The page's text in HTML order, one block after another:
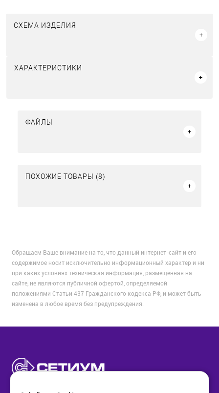
СХЕМА ИЗДЕЛИЯ
ХАРАКТЕРИСТИКИ
ФАЙЛЫ
ПОХОЖИЕ ТОВАРЫ (8)
Обращаем Ваше внимание на то, что данный интернет-сайт и его
содержимое носит исключительно информационный характер и ни
при каких условиях техническая информация, размещенная на
сайте, не являются публичной офертой, определяемой
положениями Статьи 437 Гражданского кодекса РФ, и может быть
изменена в любое время без предупреждения.